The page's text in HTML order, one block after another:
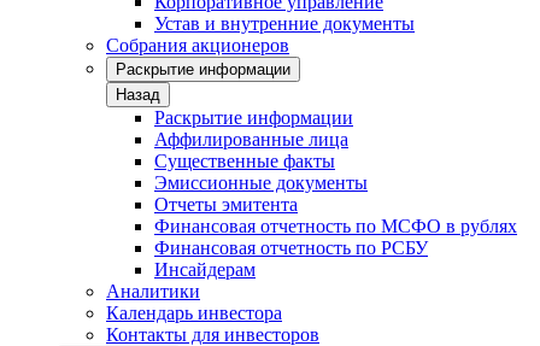
Устав и внутренние документы
Собрания акционеров
Раскрытие информации
Назад
Раскрытие информации
Аффилированные лица
Существенные факты
Эмиссионные документы
Отчеты эмитента
Финансовая отчетность по МСФО в рублях
Финансовая отчетность по РСБУ
Инсайдерам
Аналитики
Календарь инвестора
Контакты для инвесторов